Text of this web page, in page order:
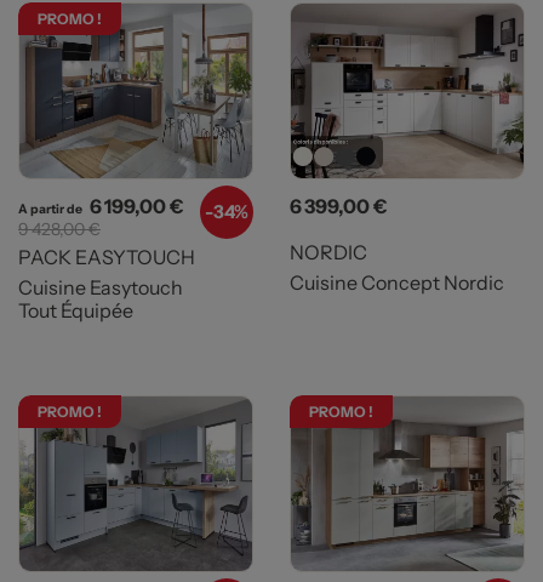
PROMO !
-34%
A partir de Prix
6 199,00 € Prix de base
9 428,00 €
PACK EASYTOUCH
Cuisine Easytouch
Tout Équipée
Prix
6 399,00 €
NORDIC
Cuisine Concept Nordic
PROMO ! PROMO !